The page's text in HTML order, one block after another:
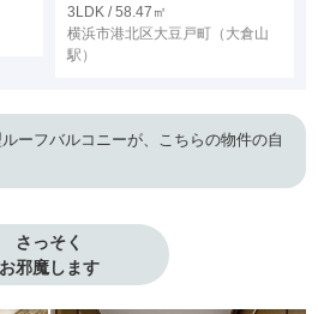
3LDK / 58.47㎡
横浜市港北区大豆戸町 （大倉山
駅）
ーフバルコニーが、こちらの物件の自
さっそく
お邪魔します